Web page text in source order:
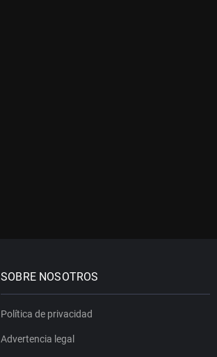
SOBRE NOSOTROS
Política de privacidad
Advertencia legal